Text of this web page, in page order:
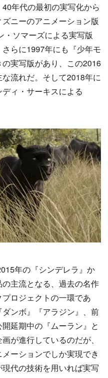
年代の最初の実写化から
ニーのアニメーション版
・ソマーズによる実写版
さらに1997年にも『少年モ
実写版があり、この2016
流れだ。そして2018年に
ィ・サーキスによる
年の『シンデレラ』か
主流となる、過去の名作
ロジェクトの一環であ
ンボ』『アラジン』、前
延期中の『ムーラン』と
が進行しているのだが、
ーションでしか実現でき
代の技術を用いれば実写